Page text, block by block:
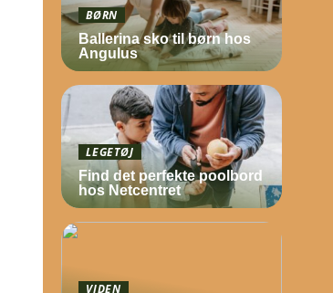
BØRN
Ballerina sko til børn hos
Angulus
LEGETØJ
Find det perfekte poolbord
hos Netcentret
VIDEN